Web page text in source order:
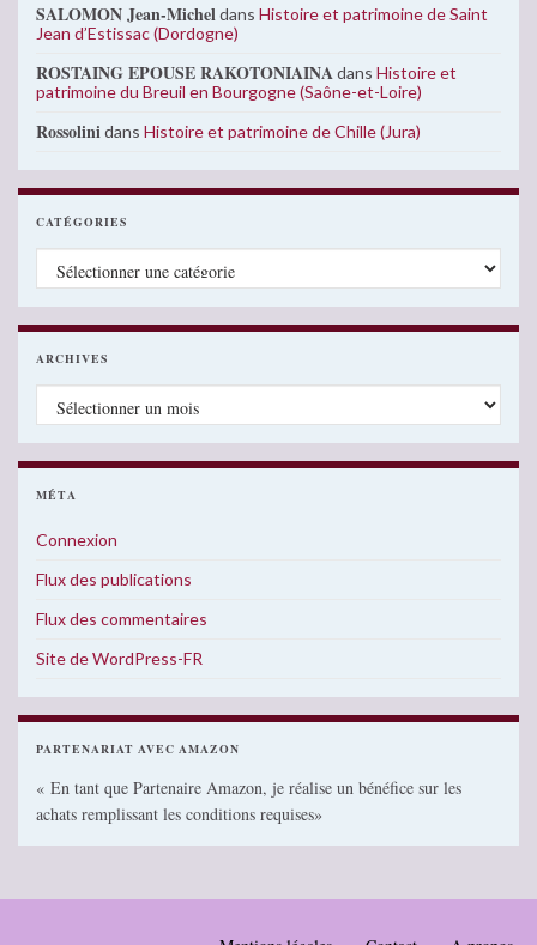
SALOMON Jean-Micheldans Histoire et patrimoine de Saint
Jean d’Estissac (Dordogne)
ROSTAING EPOUSE RAKOTONIAINAdans Histoire et
patrimoine du Breuil en Bourgogne (Saône-et-Loire)
Rossolinidans Histoire et patrimoine de Chille (Jura)
CATÉGORIES
Catégories
ARCHIVES
Archives
MÉTA
Connexion
Flux des publications
Flux des commentaires
Site de WordPress-FR
PARTENARIAT AVEC AMAZON
« En tant que Partenaire Amazon, je réalise un bénéfice sur les
achats remplissant les conditions requises»